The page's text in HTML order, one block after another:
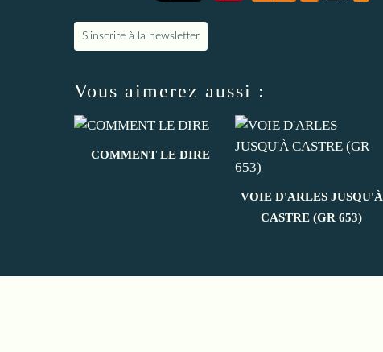
S'inscrire à la newsletter
Vous aimerez aussi :
COMMENT LE DIRE
VOIE D'ARLES JUSQU'À
CASTRE (GR 653)